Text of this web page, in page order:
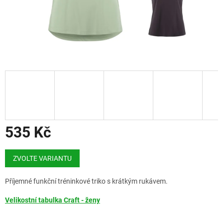
535 Kč
Měrná
cena:
ZVOLTE VARIANTU
Příjemné funkční tréninkové triko s krátkým rukávem.
Velikostní tabulka Craft - ženy